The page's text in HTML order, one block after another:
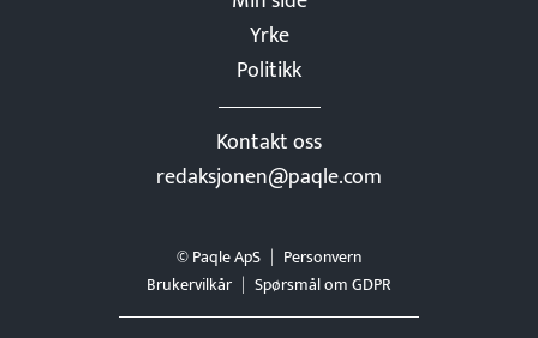
Yrke
Politikk
Kontakt oss
redaksjonen@paqle.com
© Paqle ApS
Personvern
Brukervilkår
Spørsmål om GDPR